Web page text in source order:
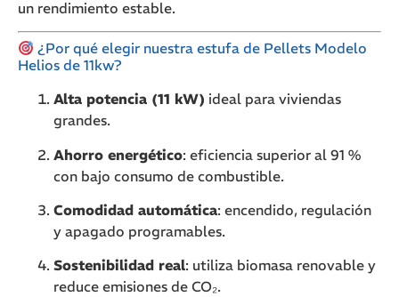
un rendimiento estable.
¿Por qué elegir nuestra estufa de Pellets Modelo
Helios de 11kw?
Alta potencia (11 kW) ideal para viviendas
grandes.
Ahorro energético: eficiencia superior al 91 %
con bajo consumo de combustible.
Comodidad automática: encendido, regulación
y apagado programables.
Sostenibilidad real: utiliza biomasa renovable y
reduce emisiones de CO₂.